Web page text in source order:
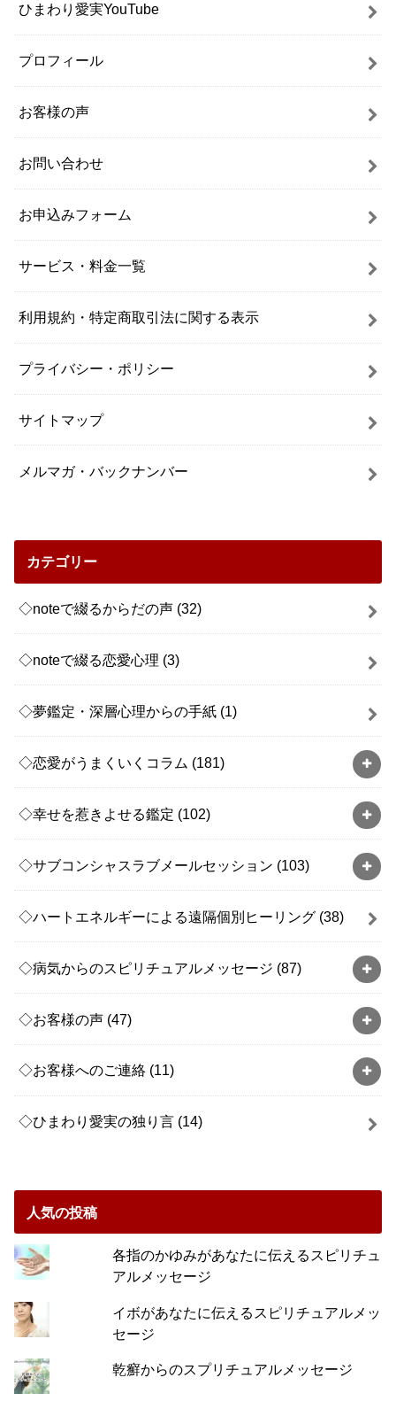
ひまわり愛実YouTube
プロフィール
お客様の声
お問い合わせ
お申込みフォーム
サービス・料金一覧
利用規約・特定商取引法に関する表示
プライバシー・ポリシー
サイトマップ
メルマガ・バックナンバー
カテゴリー
◇noteで綴るからだの声 (32)
◇noteで綴る恋愛心理 (3)
◇夢鑑定・深層心理からの手紙 (1)
◇恋愛がうまくいくコラム (181)
◇幸せを惹きよせる鑑定 (102)
◇サブコンシャスラブメールセッション (103)
◇ハートエネルギーによる遠隔個別ヒーリング (38)
◇病気からのスピリチュアルメッセージ (87)
◇お客様の声 (47)
◇お客様へのご連絡 (11)
◇ひまわり愛実の独り言 (14)
人気の投稿
各指のかゆみがあなたに伝えるスピリチュ
アルメッセージ
イボがあなたに伝えるスピリチュアルメッ
セージ
乾癬からのスプリチュアルメッセージ